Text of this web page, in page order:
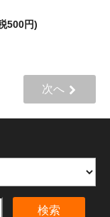
500円)
次へ
検索